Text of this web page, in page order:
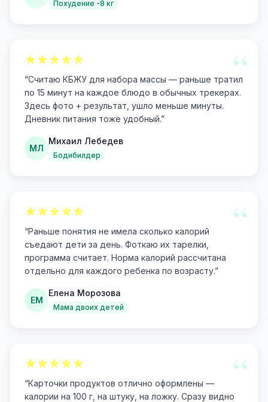
Похудение -8 кг
“
“Считаю КБЖУ для набора массы — раньше тратил
по 15 минут на каждое блюдо в обычных трекерах.
Здесь фото + результат, ушло меньше минуты.
Дневник питания тоже удобный.”
МЛ
Михаил Лебедев
Бодибилдер
“
“Раньше понятия не имела сколько калорий
съедают дети за день. Фоткаю их тарелки,
программа считает. Норма калорий рассчитана
отдельно для каждого ребенка по возрасту.”
ЕМ
Елена Морозова
Мама двоих детей
“
“Карточки продуктов отлично оформлены —
калории на 100 г, на штуку, на ложку. Сразу видно